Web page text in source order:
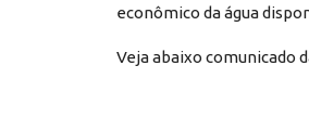
econômico da água
Veja abaixo comunicado